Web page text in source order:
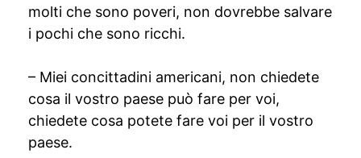
molti che sono poveri, non dovrebbe salvare
i pochi che sono ricchi.
– Miei concittadini americani, non chiedete
cosa il vostro paese può fare per voi,
chiedete cosa potete fare voi per il vostro
paese.